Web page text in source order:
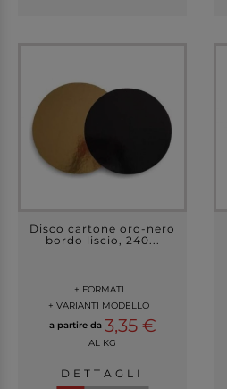
Disco cartone oro-nero
bordo liscio, 240...
+ FORMATI
+ VARIANTI MODELLO
a partire da 3,35 €
AL KG
DETTAGLI